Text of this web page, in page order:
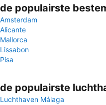
de populairste
Amsterdam
Alicante
Mallorca
Lissabon
Pisa
de populairste
Luchthaven Málaga